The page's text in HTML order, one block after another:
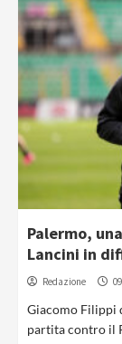
Palermo,
Lancini in
Redazione
Giacomo Filippi
partita contro il